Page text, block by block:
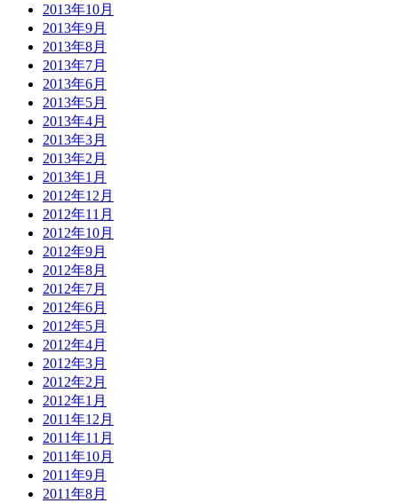
2013年10月
2013年9月
2013年8月
2013年7月
2013年6月
2013年5月
2013年4月
2013年3月
2013年2月
2013年1月
2012年12月
2012年11月
2012年10月
2012年9月
2012年8月
2012年7月
2012年6月
2012年5月
2012年4月
2012年3月
2012年2月
2012年1月
2011年12月
2011年11月
2011年10月
2011年9月
2011年8月